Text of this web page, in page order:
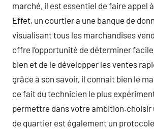
marché, il est essentiel de faire appel
Effet, un courtier a une banque de
visualisant tous les marchandises
offre l’opportunité de déterminer
bien et de le développer les ventes
grâce à son savoir, il connait bien le
ce fait du technicien le plus
permettre dans votre ambition.choisir
de quartier est également un